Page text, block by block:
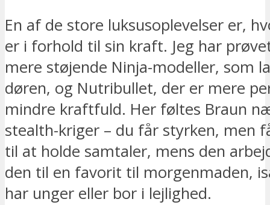
En af de store luksusoplevelser er,
er i forhold til sin kraft. Jeg har
mere støjende Ninja-modeller, som
døren, og Nutribullet, der er mere
mindre kraftfuld. Her føltes Braun
stealth-kriger – du får styrken, men
til at holde samtaler, mens den
den til en favorit til morgenmaden,
har unger eller bor i lejlighed.